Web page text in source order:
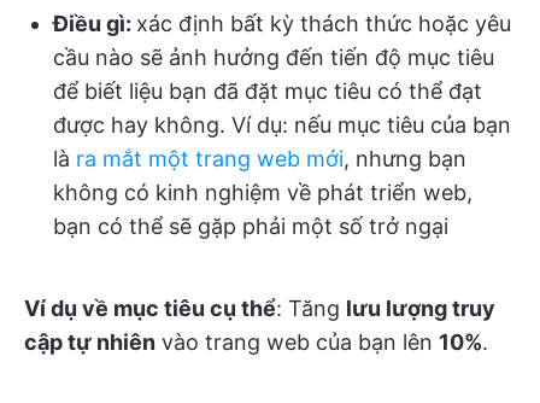
Điều gì: xác định bất kỳ thách thức hoặc yêu
cầu nào sẽ ảnh hưởng đến tiến độ mục tiêu
để biết liệu bạn đã đặt mục tiêu có thể đạt
được hay không. Ví dụ: nếu mục tiêu của bạn
là ra mắt một trang web mới, nhưng bạn
không có kinh nghiệm về phát triển web,
bạn có thể sẽ gặp phải một số trở ngại
Ví dụ về mục tiêu cụ thể: Tăng lưu lượng truy
cập tự nhiên vào trang web của bạn lên 10%.